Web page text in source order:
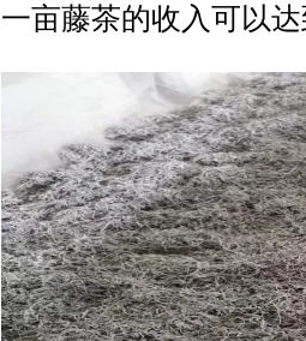
一亩藤茶的收入可以